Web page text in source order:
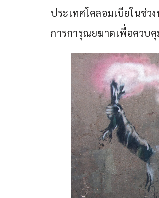
ประเทศโคลอมเบียในช่ว
การการุณยฆาตเพื่อควบคุ